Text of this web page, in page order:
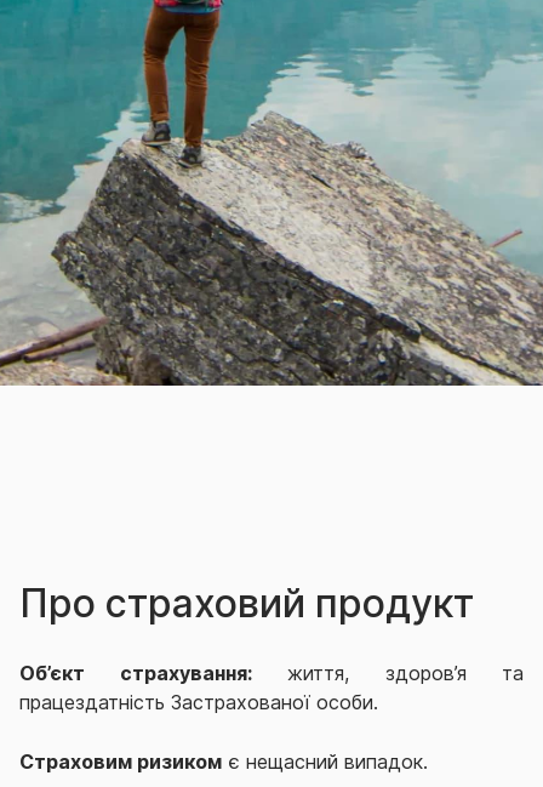
Про страховий продукт
Об’єкт страхування:життя, здоров’я
та
працездатність Застрахованої особи.
Страховим ризиком є нещасний випадок.